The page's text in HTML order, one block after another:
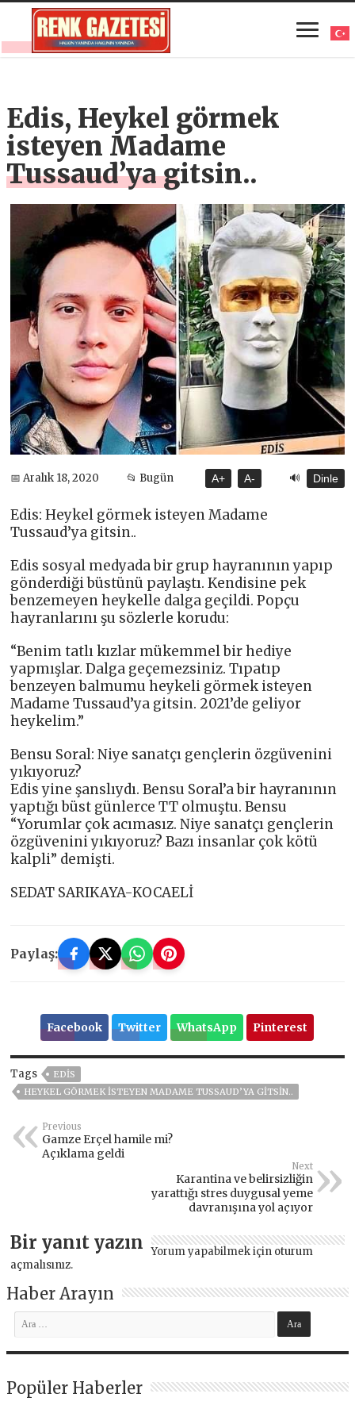
Edis, Heykel görmek
isteyen Madame
Tussaud’ya gitsin..
📅 Aralık 18, 2020 📂 Bugün A+ A- 🔊 Dinle
Edis: Heykel görmek isteyen Madame
Tussaud’ya gitsin..
Edis sosyal medyada bir grup hayranının yapıp
gönderdiği büstünü paylaştı. Kendisine pek
benzemeyen heykelle dalga geçildi. Popçu
hayranlarını şu sözlerle korudu:
“Benim tatlı kızlar mükemmel bir hediye
yapmışlar. Dalga geçemezsiniz. Tıpatıp
benzeyen balmumu heykeli görmek isteyen
Madame Tussaud’ya gitsin. 2021’de geliyor
heykelim.”
Bensu Soral: Niye sanatçı gençlerin özgüvenini
yıkıyoruz?
Edis yine şanslıydı. Bensu Soral’a bir hayranının
yaptığı büst günlerce TT olmuştu. Bensu
“Yorumlar çok acımasız. Niye sanatçı gençlerin
özgüvenini yıkıyoruz? Bazı insanlar çok kötü
kalpli” demişti.
SEDAT SARIKAYA-KOCAELİ
Paylaş:
Facebook Twitter WhatsApp Pinterest
Tags
EDIS
HEYKEL GÖRMEK ISTEYEN MADAME TUSSAUD’YA GITSIN..
Previous
Gamze Erçel hamile mi?
Açıklama geldi
Next
Karantina ve belirsizliğin
yarattığı stres duygusal yeme
davranışına yol açıyor
Bir yanıt yazın Yorum yapabilmek için oturum
açmalısınız.
Haber Arayın
Popüler Haberler